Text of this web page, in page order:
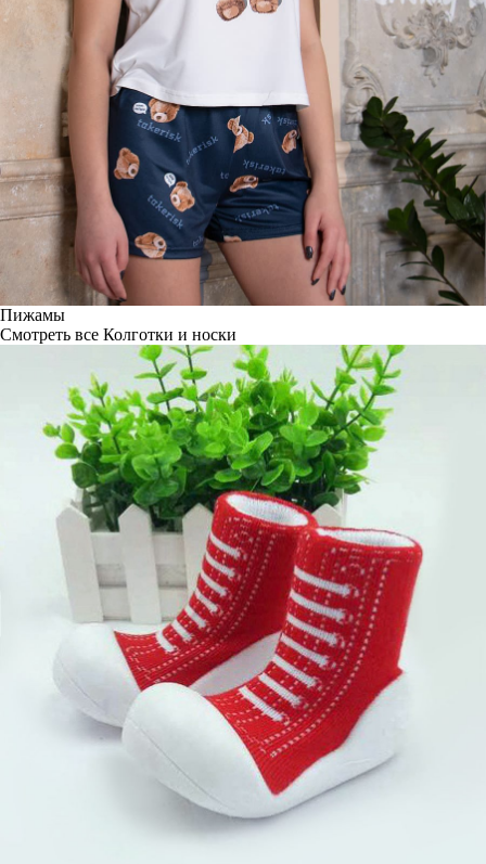
Пижамы
Смотреть все Колготки и носки